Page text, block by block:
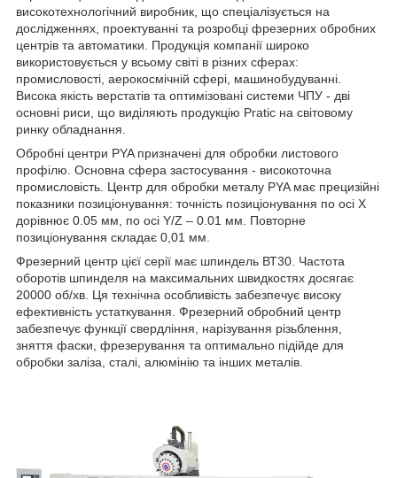
високотехнологічний виробник, що спеціалізується на
дослідженнях, проектуванні та розробці фрезерних обробних
центрів та автоматики. Продукція компанії широко
використовується у всьому світі в різних сферах:
промисловості, аерокосмічній сфері, машинобудуванні.
Висока якість верстатів та оптимізовані системи ЧПУ - дві
основні риси, що виділяють продукцію Pratic на світовому
ринку обладнання.
Обробні центри PYA призначені для обробки листового
профілю. Основна сфера застосування - високоточна
промисловість. Центр для обробки металу PYA має прецизійні
показники позиціонування: точність позиціонування по осі Х
дорівнює 0.05 мм, по осі Y/Z – 0.01 мм. Повторне
позиціонування складає 0,01 мм.
Фрезерний центр цієї серії має шпиндель ВТ30. Частота
оборотів шпинделя на максимальних швидкостях досягає
20000 об/хв. Ця технічна особливість забезпечує високу
ефективність устаткування. Фрезерний обробний центр
забезпечує функції свердління, нарізування різьблення,
зняття фаски, фрезерування та оптимально підійде для
обробки заліза, сталі, алюмінію та інших металів.